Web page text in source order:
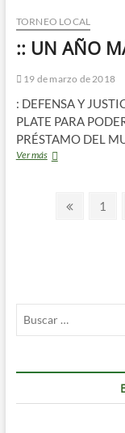
DÍAS
Y
SE
LOS
TORNEO LOCAL
:: UN AÑO
19 de marzo de 2018
: DEFENSA Y
PLATE PARA
PRÉSTAMO DEL
Ver más::
Paginación
Página1